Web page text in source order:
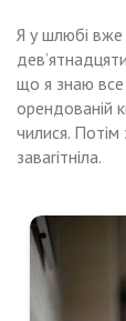
Я у шлюбі вже
що я знаю все
орендованій
чилися. Потім
заваrітніла.